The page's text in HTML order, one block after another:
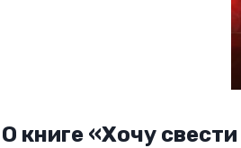
О книге «Хочу